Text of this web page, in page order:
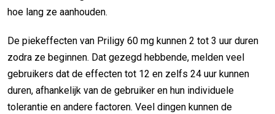
hoe lang ze aanhouden.
De piekeffecten van Priligy 60 mg kunnen 2 tot 3 uur duren
zodra ze beginnen. Dat gezegd hebbende, melden veel
gebruikers dat de effecten tot 12 en zelfs 24 uur kunnen
duren, afhankelijk van de gebruiker en hun individuele
tolerantie en andere factoren. Veel dingen kunnen de